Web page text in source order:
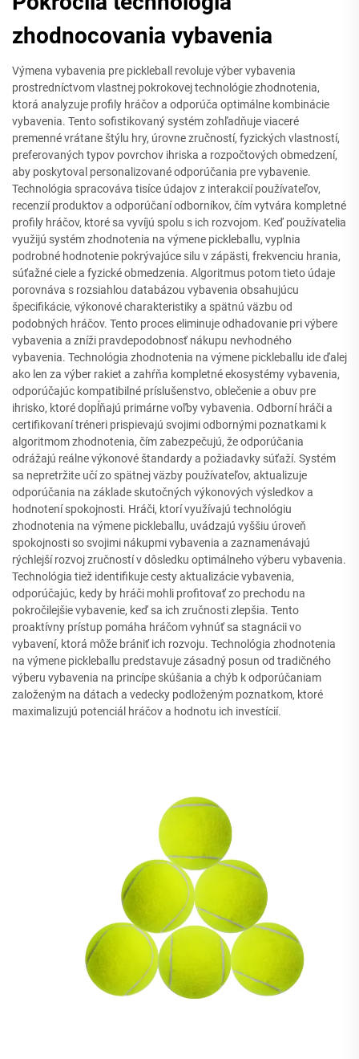
zhodnocovania vybavenia
Výmena vybavenia pre pickleball revoluje výber vybavenia
prostredníctvom vlastnej pokrokovej technológie zhodnotenia,
ktorá analyzuje profily hráčov a odporúča optimálne kombinácie
vybavenia. Tento sofistikovaný systém zohľadňuje viaceré
premenné vrátane štýlu hry, úrovne zručností, fyzických vlastností,
preferovaných typov povrchov ihriska a rozpočtových obmedzení,
aby poskytoval personalizované odporúčania pre vybavenie.
Technológia spracováva tisíce údajov z interakcií používateľov,
recenzií produktov a odporúčaní odborníkov, čím vytvára kompletné
profily hráčov, ktoré sa vyvíjú spolu s ich rozvojom. Keď používatelia
využijú systém zhodnotenia na výmene pickleballu, vyplnia
podrobné hodnotenie pokrývajúce silu v zápästi, frekvenciu hrania,
súťažné ciele a fyzické obmedzenia. Algoritmus potom tieto údaje
porovnáva s rozsiahlou databázou vybavenia obsahujúcu
špecifikácie, výkonové charakteristiky a spätnú väzbu od
podobných hráčov. Tento proces eliminuje odhadovanie pri výbere
vybavenia a zníži pravdepodobnosť nákupu nevhodného
vybavenia. Technológia zhodnotenia na výmene pickleballu ide ďalej
ako len za výber rakiet a zahŕňa kompletné ekosystémy vybavenia,
odporúčajúc kompatibilné príslušenstvo, oblečenie a obuv pre
ihrisko, ktoré dopĺňajú primárne voľby vybavenia. Odborní hráči a
certifikovaní tréneri prispievajú svojimi odbornými poznatkami k
algoritmom zhodnotenia, čím zabezpečujú, že odporúčania
odrážajú reálne výkonové štandardy a požiadavky súťaží. Systém
sa nepretržite učí zo spätnej väzby používateľov, aktualizuje
odporúčania na základe skutočných výkonových výsledkov a
hodnotení spokojnosti. Hráči, ktorí využívajú technológiu
zhodnotenia na výmene pickleballu, uvádzajú vyššiu úroveň
spokojnosti so svojimi nákupmi vybavenia a zaznamenávajú
rýchlejší rozvoj zručností v dôsledku optimálneho výberu vybavenia.
Technológia tiež identifikuje cesty aktualizácie vybavenia,
odporúčajúc, kedy by hráči mohli profitovať zo prechodu na
pokročilejšie vybavenie, keď sa ich zručnosti zlepšia. Tento
proaktívny prístup pomáha hráčom vyhnúť sa stagnácii vo
vybavení, ktorá môže brániť ich rozvoju. Technológia zhodnotenia
na výmene pickleballu predstavuje zásadný posun od tradičného
výberu vybavenia na princípe skúšania a chýb k odporúčaniam
založeným na dátach a vedecky podloženým poznatkom, ktoré
maximalizujú potenciál hráčov a hodnotu ich investícií.